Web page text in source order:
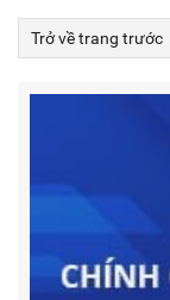
Trở về trang trước